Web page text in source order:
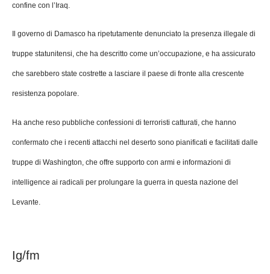
confine con l’Iraq.
Il governo di Damasco ha ripetutamente denunciato la presenza illegale di
truppe statunitensi, che ha descritto come un’occupazione, e ha assicurato
che sarebbero state costrette a lasciare il paese di fronte alla crescente
resistenza popolare.
Ha anche reso pubbliche confessioni di terroristi catturati, che hanno
confermato che i recenti attacchi nel deserto sono pianificati e facilitati dalle
truppe di Washington, che offre supporto con armi e informazioni di
intelligence ai radicali per prolungare la guerra in questa nazione del
Levante.
Ig/fm